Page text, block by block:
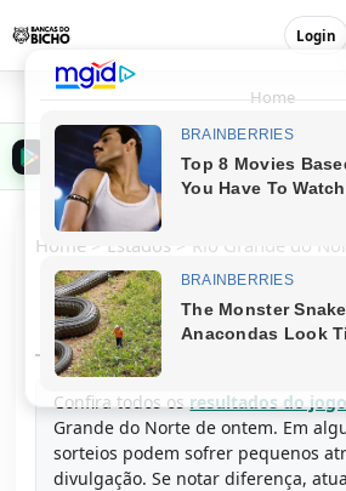
Login
Home
Baixar o Bancas do Bicho na Play Store
Home > Estados > Rio Grande do
Resultado do Jogo do
Grande do Norte Hoje |
Confira todos osresultados do
Grande do Norte de ontem. Em
sorteios podem sofrer pequenos
divulgação. Se notar diferença,